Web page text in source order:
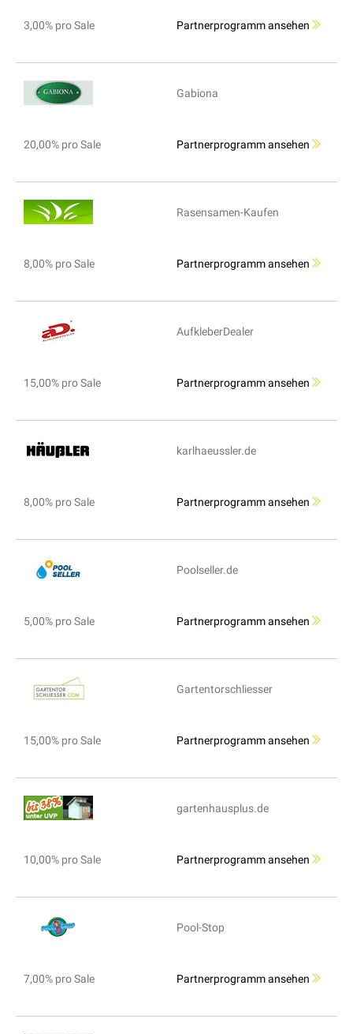
3,00% pro Sale Partnerprogramm ansehen
Gabiona
20,00% pro Sale Partnerprogramm ansehen
Rasensamen-Kaufen
8,00% pro Sale Partnerprogramm ansehen
AufkleberDealer
15,00% pro Sale Partnerprogramm ansehen
karlhaeussler.de
8,00% pro Sale Partnerprogramm ansehen
Poolseller.de
5,00% pro Sale Partnerprogramm ansehen
Gartentorschliesser
15,00% pro Sale Partnerprogramm ansehen
gartenhausplus.de
10,00% pro Sale Partnerprogramm ansehen
Pool-Stop
7,00% pro Sale Partnerprogramm ansehen